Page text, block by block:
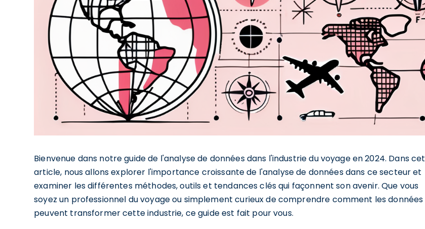
Bienvenue dans notre guide de l'analyse de données dans l'industrie du voyage en 2024. Dans cet
article, nous allons explorer l'importance croissante de l'analyse de données dans ce secteur et
examiner les différentes méthodes, outils et tendances clés qui façonnent son avenir. Que vous
soyez un professionnel du voyage ou simplement curieux de comprendre comment les données
peuvent transformer cette industrie, ce guide est fait pour vous.